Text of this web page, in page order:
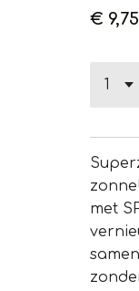
€ 9,75
met